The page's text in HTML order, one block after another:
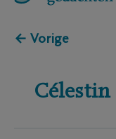
← Vorige
Célestin